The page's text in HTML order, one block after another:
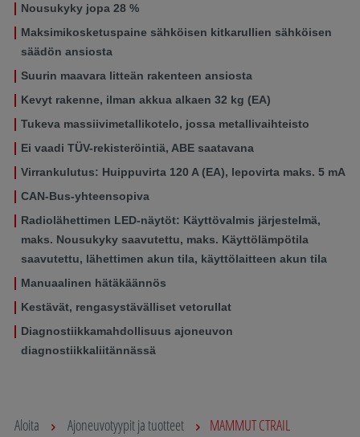
Nousukyky jopa 28 %
Maksimikosketuspaine sähköisen kitkarullien sähköisen
säädön ansiosta
Suurin maavara litteän rakenteen ansiosta
Kevyt rakenne, ilman akkua alkaen 32 kg (EA)
Tukeva massiivimetallikotelo, jossa metallivaihteisto
Ei vaadi TÜV-rekisteröintiä, ABE saatavana
Virrankulutus: Huippuvirta 120 A (EA), lepovirta maks. 5 mA
CAN-Bus-yhteensopiva
Radiolähettimen LED-näytöt: Käyttövalmis järjestelmä,
maks. Nousukyky saavutettu, maks. Käyttölämpötila
saavutettu, lähettimen akun tila, käyttölaitteen akun tila
Manuaalinen hätäkäännös
Kestävät, rengasystävälliset vetorullat
Diagnostiikkamahdollisuus ajoneuvon
diagnostiikkaliitännässä
Aloita Ajoneuvotyypit ja tuotteet MAMMUT CTRAIL